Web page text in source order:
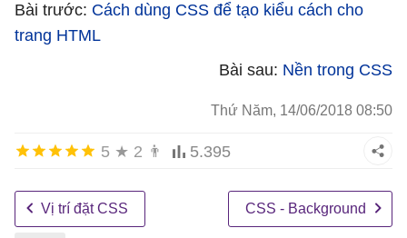
Bài trước: Cách dùng CSS để tạo kiểu cách cho
trang HTML
Bài sau: Nền trong CSS
Thứ Năm, 14/06/2018 08:50
5 ★ 2 👨 5.395
Vị trí đặt CSS CSS - Background